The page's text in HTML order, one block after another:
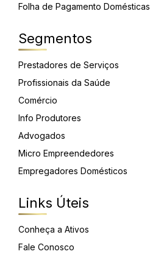
Folha de Pagamento Domésticas
Segmentos
Prestadores de Serviços
Profissionais da Saúde
Comércio
Info Produtores
Advogados
Micro Empreendedores
Empregadores Domésticos
Links Úteis
Conheça a Ativos
Fale Conosco